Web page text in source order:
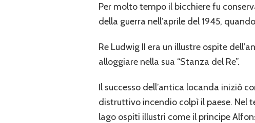
Per molto tempo il bicchiere fu
della guerra nell’aprile del 1945,
Re Ludwig II era un illustre ospite
alloggiare nella sua “Stanza del Re”.
Il successo dell’antica locanda iniziò
distruttivo incendio colpì il paese. Nel
lago ospiti illustri come il principe